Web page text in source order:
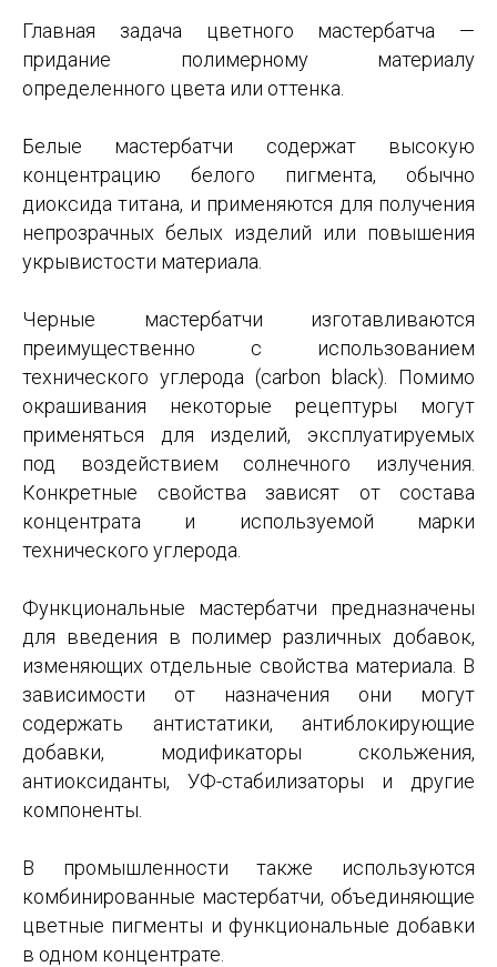
Главная задача цветного мастербатча —
придание полимерному материалу
определенного цвета или оттенка.
Белые мастербатчи содержат высокую
концентрацию белого пигмента, обычно
диоксида титана, и применяются для получения
непрозрачных белых изделий или повышения
укрывистости материала.
Черные мастербатчи изготавливаются
преимущественно с использованием
технического углерода (carbon black). Помимо
окрашивания некоторые рецептуры могут
применяться для изделий, эксплуатируемых
под воздействием солнечного излучения.
Конкретные свойства зависят от состава
концентрата и используемой марки
технического углерода.
Функциональные мастербатчи предназначены
для введения в полимер различных добавок,
изменяющих отдельные свойства материала. В
зависимости от назначения они могут
содержать антистатики, антиблокирующие
добавки, модификаторы скольжения,
антиоксиданты, УФ-стабилизаторы и другие
компоненты.
В промышленности также используются
комбинированные мастербатчи, объединяющие
цветные пигменты и функциональные добавки
в одном концентрате.